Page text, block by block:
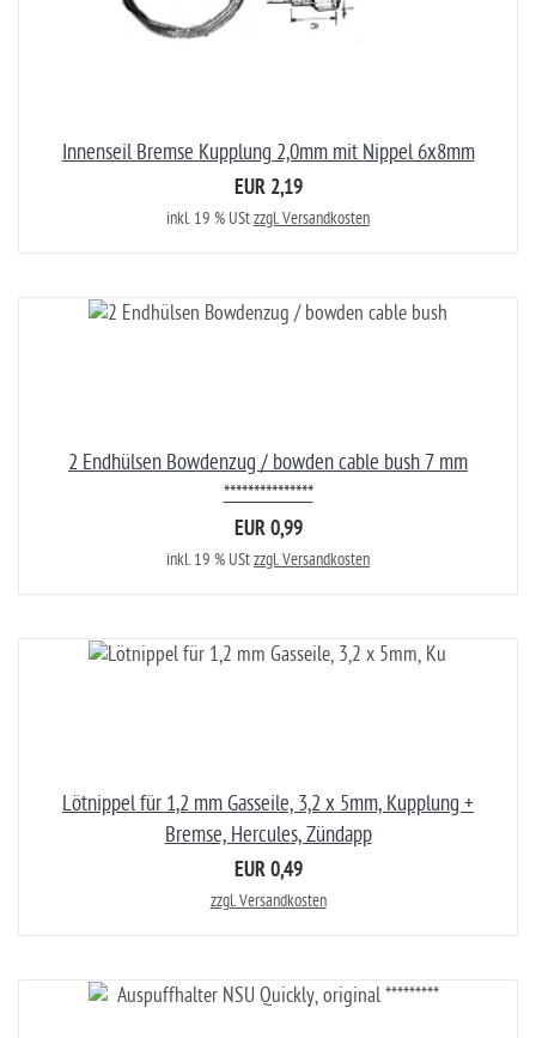
Innenseil Bremse Kupplung 2,0mm mit Nippel 6x8mm
EUR 2,19
inkl. 19 % UStzzgl. Versandkosten
2 Endhülsen Bowdenzug / bowden cable bush 7 mm
***************
EUR 0,99
inkl. 19 % UStzzgl. Versandkosten
Lötnippel für 1,2 mm Gasseile, 3,2 x 5mm, Kupplung +
Bremse, Hercules, Zündapp
EUR 0,49
zzgl. Versandkosten